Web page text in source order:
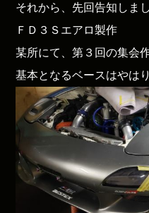
それから、先回告知しま
ＦＤ３Ｓエアロ製作
某所にて、第３回の集会
基本となるベースはやは